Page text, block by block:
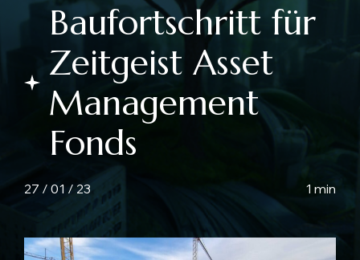
Baufortschritt für
Zeitgeist Asset
Management
Fonds
27 / 01 / 23 1 min